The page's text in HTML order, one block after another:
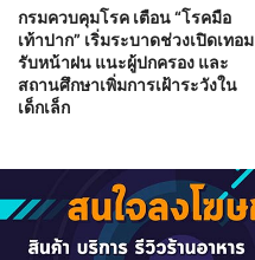
กรมควบคุมโรค เตือน “โรคมือ
เท้าปาก” เริ่มระบาดช่วงเปิดเทอม
รับหน้าฝน แนะผู้ปกครอง และ
สถานศึกษาเพิ่มการเฝ้าระวังใน
เด็กเล็ก